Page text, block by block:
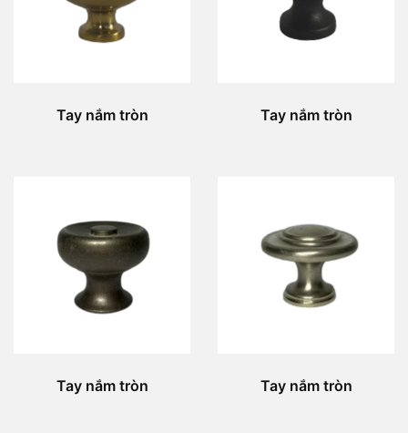
Tay nắm tròn Tay nắm tròn
Tay nắm tròn Tay nắm tròn